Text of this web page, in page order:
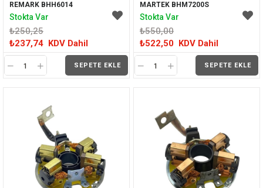
REMARK BHH6014
₺250,25
₺237,74 KDV Dahil
SEPETE EKLE
Stokta Var
MARTEK BHM7200S
₺550,00
₺522,50 KDV Dahil
SEPETE EKLE
Stokta Var